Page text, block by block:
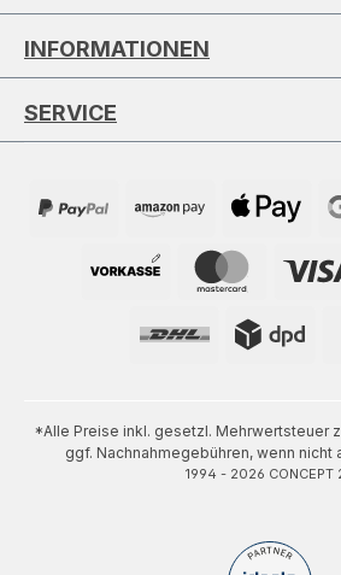
INFORMATIONEN
SERVICE
*Alle Preise inkl. gesetzl. Mehrwertsteuer
ggf. Nachnahmegebühren, wenn nicht
1994 - 2026 CONCEPT